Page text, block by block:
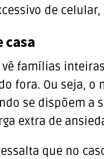
de
casa
vê famílias
fora. Ou seja,
se dispõem a
extra de
que no